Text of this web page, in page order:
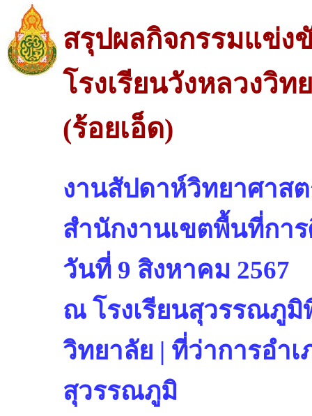
สรุปผลกิจกรรมแข่ง
โรงเรียนวังหลวงวิ
(ร้อยเอ็ด)
งานสัปดาห์วิทยาศาส
สำนักงานเขตพื้นที่กา
วันที่ 9 สิงหาคม 2567
ณ โรงเรียนสุวรรณภูมิ
วิทยาลัย | ที่ว่าการอำ
สุวรรณภูมิ